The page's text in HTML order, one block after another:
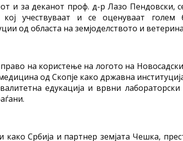
и за деканот проф. д-р Лазо Пендовски,
учествуваат и се оценуваат голем
од областа на земјоделството и
на користење на логото на
од Скопје како државна
едукација и врвни
Србија и партнер земјата Чешка,